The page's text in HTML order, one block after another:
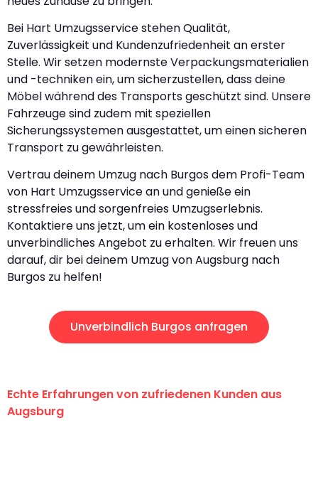
Bei Hart Umzugsservice stehen Qualität,
Zuverlässigkeit und Kundenzufriedenheit an erster
Stelle. Wir setzen modernste Verpackungsmaterialien
und -techniken ein, um sicherzustellen, dass deine
Möbel während des Transports geschützt sind. Unsere
Fahrzeuge sind zudem mit speziellen
Sicherungssystemen ausgestattet, um einen sicheren
Transport zu gewährleisten.
Vertrau deinem Umzug nach Burgos dem Profi-Team
von Hart Umzugsservice an und genieße ein
stressfreies und sorgenfreies Umzugserlebnis.
Kontaktiere uns jetzt, um ein kostenloses und
unverbindliches Angebot zu erhalten. Wir freuen uns
darauf, dir bei deinem Umzug von Augsburg nach
Burgos zu helfen!
Unverbindlich Burgos anfragen
Echte Erfahrungen von zufriedenen Kunden aus
Augsburg